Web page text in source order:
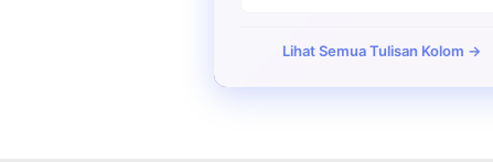
Lihat Semua Tulisan Kolom →